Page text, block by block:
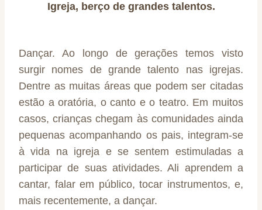
Igreja, berço de grandes talentos.
Dançar. Ao longo de gerações temos visto
surgir nomes de grande talento nas igrejas.
Dentre as muitas áreas que podem ser citadas
estão a oratória, o canto e o teatro. Em muitos
casos, crianças chegam às comunidades ainda
pequenas acompanhando os pais, integram-se
à vida na igreja e se sentem estimuladas a
participar de suas atividades. Ali aprendem a
cantar, falar em público, tocar instrumentos, e,
mais recentemente, a dançar.